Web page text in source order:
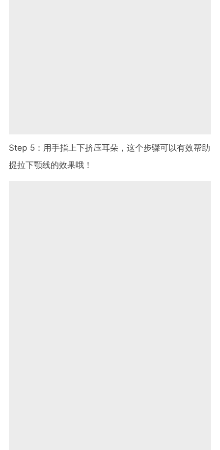
Step 5：用手指上下挤压耳朵，这个步骤可以有效帮助
提拉下颚线的效果哦！